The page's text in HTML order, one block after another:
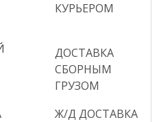
КУРЬЕРОМ
ДОСТАВКА
СБОРНЫМ
ГРУЗОМ
Ж/Д ДОСТАВКА